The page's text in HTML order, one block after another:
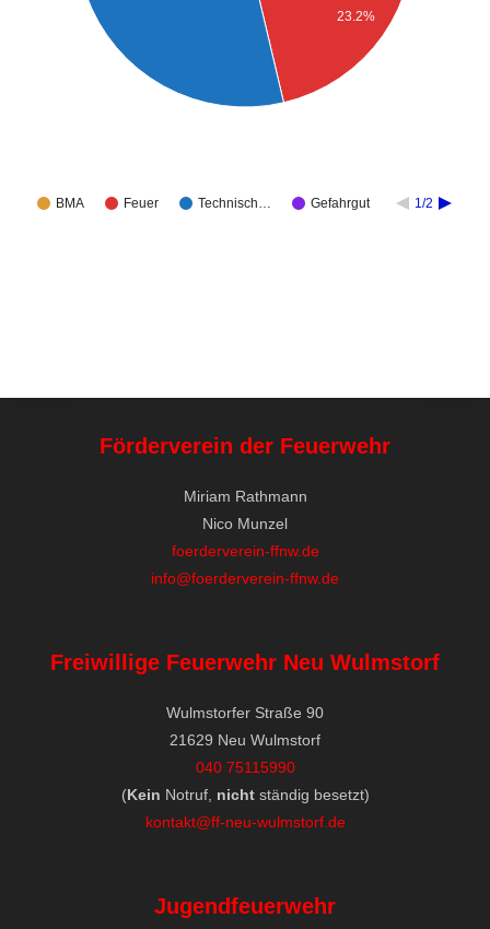
BMA Feuer Technisch… Gefahrgut 1/2
23.2%
Förderverein der Feuerwehr
Miriam Rathmann
Nico Munzel
foerderverein-ffnw.de
info@foerderverein-ffnw.de
Freiwillige Feuerwehr Neu Wulmstorf
Wulmstorfer Straße 90
21629 Neu Wulmstorf
040 75115990
(Kein Notruf, nicht ständig besetzt)
kontakt@ff-neu-wulmstorf.de
Jugendfeuerwehr